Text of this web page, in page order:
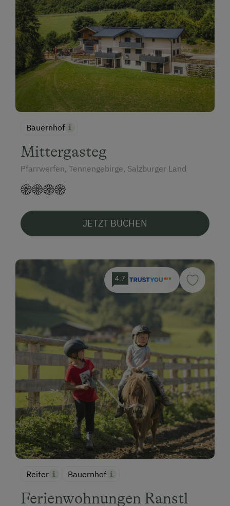
Bauernhof
Mittergasteg
Pfarrwerfen, Tennengebirge, Salzburger Land
JETZT BUCHEN
4.7
Reiter Bauernhof
Ferienwohnungen Ranstl